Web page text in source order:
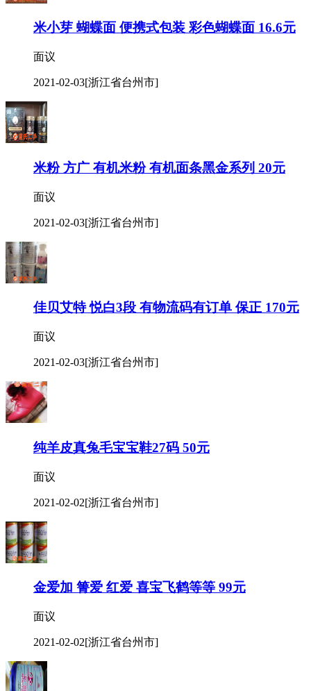
米小芽 蝴蝶面 便携式包装 彩色蝴蝶面 16.6元
面议
2021-02-03[浙江省台州市]
米粉 方广 有机米粉 有机面条黑金系列 20元
面议
2021-02-03[浙江省台州市]
佳贝艾特 悦白3段 有物流码有订单 保正 170元
面议
2021-02-03[浙江省台州市]
纯羊皮真兔毛宝宝鞋27码 50元
面议
2021-02-02[浙江省台州市]
金爱加 箐爱 红爱 喜宝飞鹤等等 99元
面议
2021-02-02[浙江省台州市]